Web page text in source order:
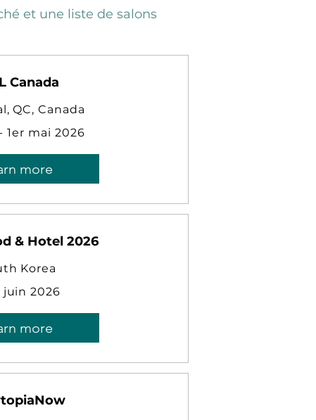
et une liste de salons
Canada
QC, Canada
1er mai 2026
more
& Hotel 2026
Korea
juin 2026
more